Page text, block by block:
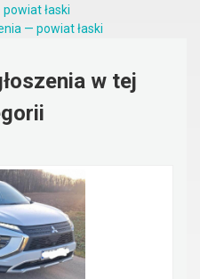
łaski
— powiat łaski
w tej